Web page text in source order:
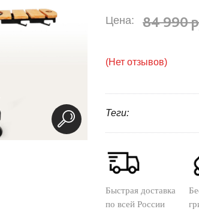
Цена: 84 990
(Нет отзывов)
Теги:
Быстрая доставка
по всей России